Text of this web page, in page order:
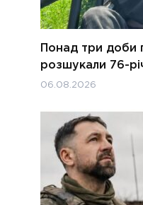
Понад три доби
розшукали 76-
06.08.2026